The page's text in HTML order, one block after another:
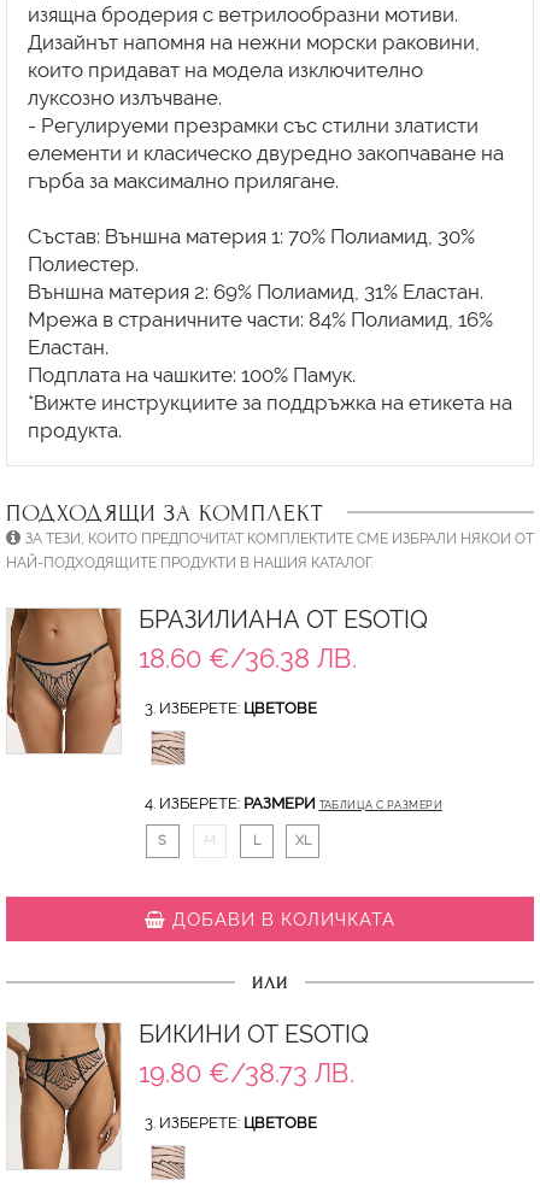
изящна бродерия с ветрилообразни мотиви.
Дизайнът напомня на нежни морски раковини,
които придават на модела изключително
луксозно излъчване.
- Регулируеми презрамки със стилни златисти
елементи и класическо двуредно закопчаване на
гърба за максимално прилягане.
Състав: Външна материя 1: 70% Полиамид, 30%
Полиестер.
Външна материя 2: 69% Полиамид, 31% Еластан.
Мрежа в страничните части: 84% Полиамид, 16%
Еластан.
Подплата на чашките: 100% Памук.
*Вижте инструкциите за поддръжка на етикета на
ПОДХОДЯЩИ ЗА КОМПЛЕКТ
ЗА ТЕЗИ, КОИТО ПРЕДПОЧИТАТ КОМПЛЕКТИТЕ СМЕ ИЗБРАЛИ НЯКОИ ОТ
НАЙ-ПОДХОДЯЩИТЕ ПРОДУКТИ В НАШИЯ КАТАЛОГ.
БРАЗИЛИАНА ОТ ESOTIQ
18.60 €/36.38 ЛВ.
3. ИЗБЕРЕТЕ: ЦВЕТОВЕ
4. ИЗБЕРЕТЕ: РАЗМЕРИ ТАБЛИЦА С РАЗМЕРИ
S M L XL
ДОБАВИ В КОЛИЧКАТА
ИЛИ
БИКИНИ ОТ ESOTIQ
19.80 €/38.73 ЛВ.
3. ИЗБЕРЕТЕ: ЦВЕТОВЕ